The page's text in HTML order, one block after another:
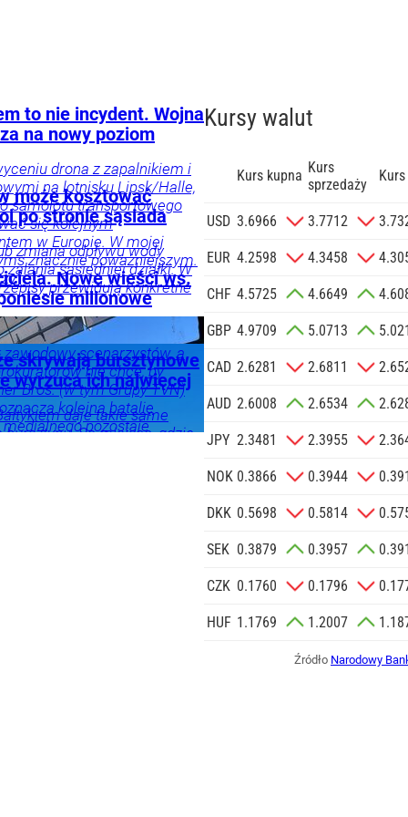
na
na podany
o.o. w imieniu
zlecenie jej
SIĘ
to nie incydent. Wojna
na nowy poziom
drona z zapalnikiem i
na lotnisku Lipsk/Halle,
samolotu transportowego
się kolejnym
w Europie. W mojej
znacznie poważniejszym.
może kosztować
po stronie sąsiada
zmiana odpływu wody
sąsiedniej działki. W
przewidują konkretne
Nowe wieści ws.
milionowe
scenarzystów, a
nie chce, by
Bros. (w tym Grupy TVN)
kolejną batalię
pozostaje
skrywają bursztynowe
wyrzuca ich najwięcej
daje takie same
bursztynu. Są miejsca, gdzie
Kursy walut
Kurs kupna Kurs
sprzedaży
USD 3.6966 3.7712
EUR 4.2598 4.3458
CHF 4.5725 4.6649
GBP 4.9709 5.0713
CAD 2.6281 2.6811
AUD 2.6008 2.6534
JPY 2.3481 2.3955
NOK 0.3866 0.3944
DKK 0.5698 0.5814
SEK 0.3879 0.3957
CZK 0.1760 0.1796
HUF 1.1769 1.2007
Źródło Narodowy